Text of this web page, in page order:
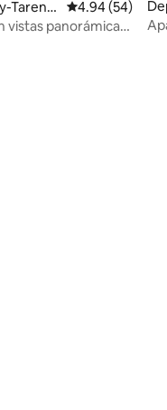
evaluaciones
Tarent
Calificación
4.94 (54)
vistas panorámicas